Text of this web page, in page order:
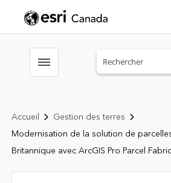
Toggle menubar
Accueil
Gestion des terres
Modernisation de la solution de
Britannique avec ArcGIS Pro Parcel Fabric